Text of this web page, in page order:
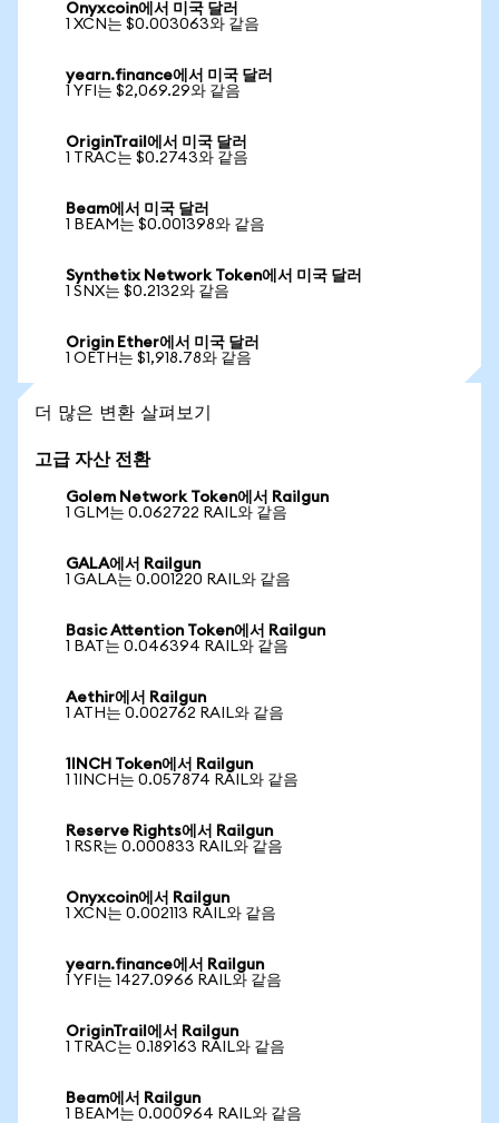
Onyxcoin에서 미국 달러
1 XCN는 $0.003063와 같음
yearn.finance에서 미국 달러
1 YFI는 $2,069.29와 같음
OriginTrail에서 미국 달러
1 TRAC는 $0.2743와 같음
Beam에서 미국 달러
1 BEAM는 $0.001398와 같음
Synthetix Network Token에서 미국 달러
1 SNX는 $0.2132와 같음
Origin Ether에서 미국 달러
1 OETH는 $1,918.78와 같음
더 많은 변환 살펴보기
고급 자산 전환
Golem Network Token에서 Railgun
1 GLM는 0.062722 RAIL와 같음
GALA에서 Railgun
1 GALA는 0.001220 RAIL와 같음
Basic Attention Token에서 Railgun
1 BAT는 0.046394 RAIL와 같음
Aethir에서 Railgun
1 ATH는 0.002762 RAIL와 같음
1INCH Token에서 Railgun
1 1INCH는 0.057874 RAIL와 같음
Reserve Rights에서 Railgun
1 RSR는 0.000833 RAIL와 같음
Onyxcoin에서 Railgun
1 XCN는 0.002113 RAIL와 같음
yearn.finance에서 Railgun
1 YFI는 1427.0966 RAIL와 같음
OriginTrail에서 Railgun
1 TRAC는 0.189163 RAIL와 같음
Beam에서 Railgun
1 BEAM는 0.000964 RAIL와 같음